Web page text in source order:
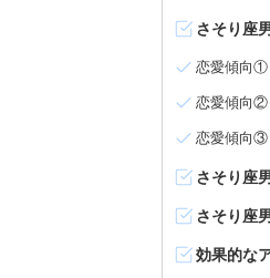
さそり座
恋愛傾向①
恋愛傾向②
恋愛傾向③
さそり座
さそり座
効果的な